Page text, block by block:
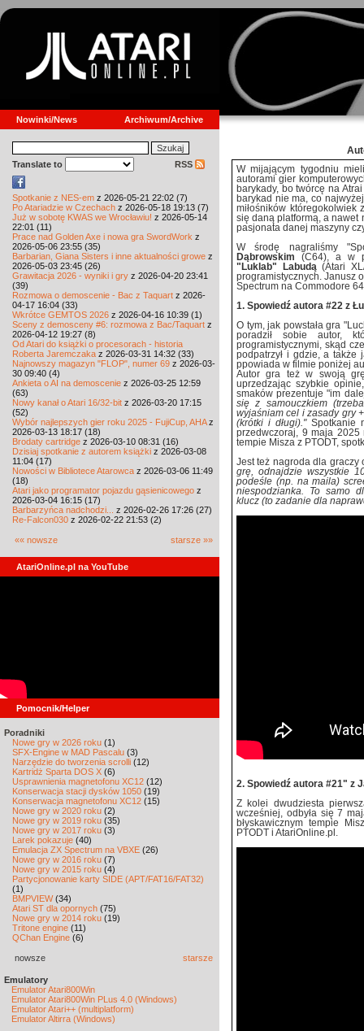
Nowinki/News Archiwum/Archive
Translate to RSS
Spotkanie z NES-em z 2026-05-21 22:02 (7)
Po Atariadzie w Czechach z 2026-05-18 19:13 (7)
Już w sobotę KWAS we Wrocławiu! z 2026-05-14
22:01 (11)
Prace nad Golden Axe i nowa gra SwordWork z
2026-05-06 23:55 (35)
Barbarian, Giana Sisters i inne aktualności growe z
2026-05-03 23:45 (26)
Grawitacja 2026 - wyniki i gry z 2026-04-20 23:41
(39)
Rozmowa o demoscenie - Bac z Taquart z 2026-
04-17 16:04 (33)
Wkrótce GEMTOS 2026 z 2026-04-16 10:39 (1)
Sceny z demosceny #6: rozmowa z Bac/Taquart z
2026-04-12 19:27 (8)
Od Atari do książki o procesorach - historia
Roberta Jaremczaka z 2026-03-31 14:32 (33)
Najnowszy magazyn "FLOP", numer 69 z 2026-03-
30 09:40 (4)
Ankieta o AI na demoscenie z 2026-03-25 12:59
(63)
Nowy kanał o Atari 16/32-bit z 2026-03-20 17:15
(52)
Wybór najlepszych gier roku 2025 - FujiCup, AHAz
2026-03-13 18:17 (18)
Brodaty cartridge z 2026-03-10 08:31 (16)
Dzisiaj spotkanie z autorem książki z 2026-03-08
11:04 (17)
Nowości w Bibliotece Atarowca z 2026-03-06 11:49
(18)
Atari jako programator pojazdu gąsienicowego z
2026-03-04 16:15 (17)
Barbarzyńca nadchodzi...
z 2026-02-26 17:26 (27)
Re-Falcon030 z 2026-02-22 21:53 (2)
«« nowsze starsze »»
AtariOnline.pl na YouTube
Pomocnik/Helper
Poradniki
Nowe gry w 2026 roku (1)
SFX-Engine w MAD Pascalu (3)
Narzędzie do tworzenia scrolli (12)
Kartridż Sparta DOS X (6)
Usprawnienia magnetofonu XC12 (12)
Konserwacja stacji dysków 1050 (19)
Konserwacja magnetofonu XC12 (15)
Nowe gry w 2020 roku (2)
Nowe gry w 2019 roku (35)
Nowe gry w 2017 roku (3)
Larek pokazuje (40)
Emulacja ZX Spectrum na VBXE (26)
Nowe gry w 2016 roku (7)
Nowe gry w 2015 roku (4)
Partycjonowanie karty SIDE (APT/FAT16/FAT32)
(1)
BMPVIEW(34)
Atari ST dla opornych (75)
Nowe gry w 2014 roku (19)
Tritone engine (11)
QChan Engine (6)
nowsze starsze
Emulatory
Emulator Atari800Win
Emulator Atari800Win PLus 4.0 (Windows)
Emulator Atari++ (multiplatform)
Emulator Altirra (Windows)
W mijającym tygodniu
autorami gier
barykady, bo twórcę na
barykad nie ma, co
miłośników któregokolwiek
się daną platformą, a nawet
pasjonata danej maszyny
W środę nagraliśmy
Dąbrowskim (C64), a w
"Luklab" Labudą (Atari
programistycznych. Janusz
Spectrum na Commodore
1. Spowiedź autora #22 z
O tym, jak powstała gra
poradził sobie autor,
programistycznymi, skąd
podpatrzył i gdzie, a także
ppowiada w filmie poniżej
Autor gra też w swoją
uprzedzając szybkie
smaków prezentuje "im
się z samouczkiem
wyjaśniam cel i zasady gry
(krótki i długi)."Spotkanie
przedwczoraj, 9 maja 2025
tempie Misza z PTODT,
Jest też nagroda dla graczy
grę, odnajdzie wszystkie
podeśle (np. na maila)
niespodzianka. To samo
klucz (to zadanie dla
2. Spowiedź autora #21" z
Z kolei dwudziesta
wcześniej, odbyła się 7
błyskawicznym tempie
PTODT i AtariOnline.pl.